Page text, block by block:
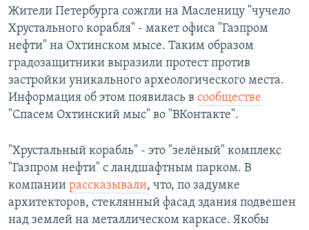
Все сайты РСЕ/РС
Жители Петербурга сожгли на Масленицу "чучело
Хрустального корабля" - макет офиса "Газпром
нефти" на Охтинском мысе. Таким образом
градозащитники выразили протест против
застройки уникального археологического места.
Информация об этом появилась в сообществе
"Спасем Охтинский мыс" во "ВКонтакте".
"Хрустальный корабль" - это "зелёный" комплекс
"Газпром нефти" с ландшафтным парком. В
компании рассказывали, что, по задумке
архитекторов, стеклянный фасад здания подвешен
над землей на металлическом каркасе. Якобы